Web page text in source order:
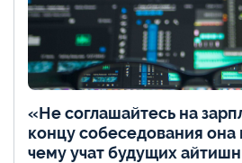
«Не соглашайтесь на
концу собеседования она
чему учат будущих